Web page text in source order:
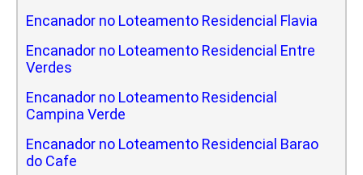
Encanador no Loteamento Residencial Flavia
Encanador no Loteamento Residencial Entre
Verdes
Encanador no Loteamento Residencial
Campina Verde
Encanador no Loteamento Residencial Barao
do Cafe